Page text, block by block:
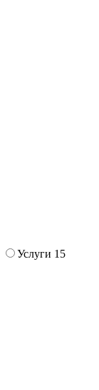
Услуги 15